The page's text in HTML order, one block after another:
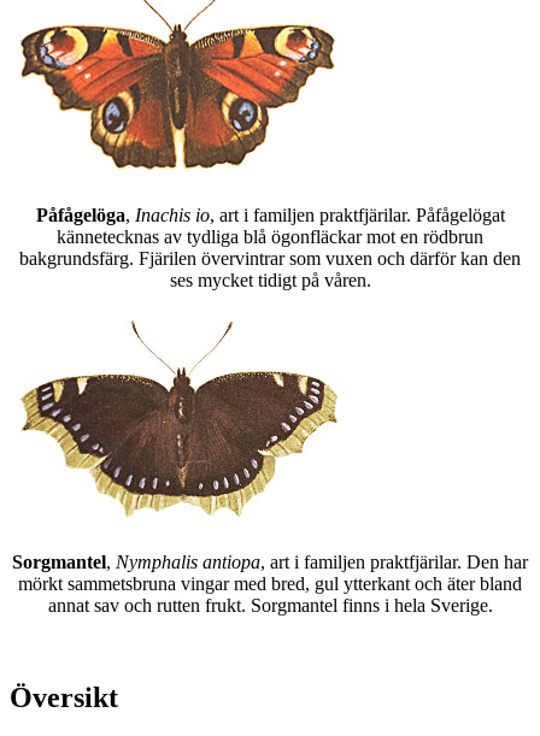
Påfågelöga, Inachis io, art i familjen praktfjärilar. Påfågelögat
kännetecknas av tydliga blå ögonfläckar mot en rödbrun
bakgrundsfärg. Fjärilen övervintrar som vuxen och därför kan den
ses mycket tidigt på våren.
Sorgmantel, Nymphalis antiopa, art i familjen praktfjärilar. Den har
mörkt sammetsbruna vingar med bred, gul ytterkant och äter bland
annat sav och rutten frukt. Sorgmantel finns i hela Sverige.
Översikt